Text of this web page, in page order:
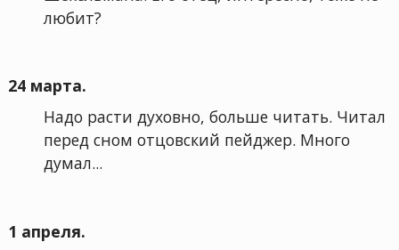
любит?
24 марта.
Надо расти духовно, больше читать. Читал
перед сном отцовский пейджер. Много
думал...
1 апреля.